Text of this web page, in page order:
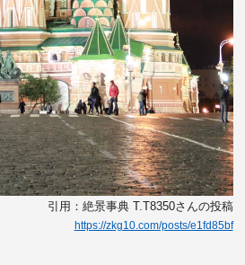
引用：絶景事典 T.T8350さんの投稿
https://zkg10.com/posts/e1fd85bf